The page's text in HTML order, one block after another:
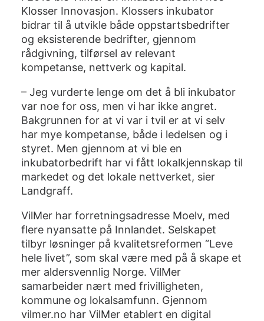
Klosser Innovasjon. Klossers inkubator
bidrar til å utvikle både oppstartsbedrifter
og eksisterende bedrifter, gjennom
rådgivning, tilførsel av relevant
kompetanse, nettverk og kapital.
– Jeg vurderte lenge om det å bli inkubator
var noe for oss, men vi har ikke angret.
Bakgrunnen for at vi var i tvil er at vi selv
har mye kompetanse, både i ledelsen og i
styret. Men gjennom at vi ble en
inkubatorbedrift har vi fått lokalkjennskap til
markedet og det lokale nettverket, sier
Landgraff.
VilMer har forretningsadresse Moelv, med
flere nyansatte på Innlandet. Selskapet
tilbyr løsninger på kvalitetsreformen “Leve
hele livet”, som skal være med på å skape et
mer aldersvennlig Norge. VilMer
samarbeider nært med frivilligheten,
kommune og lokalsamfunn. Gjennom
vilmer.no har VilMer etablert en digital